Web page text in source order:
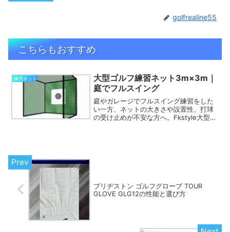
golfrealine55
こちらもおすすめ
練習ネット
大型ゴルフ練習ネット3m×3m｜
庭でフルスイング
庭やガレージでフルスイング練習をした
い一方、ネットの大きさや設置性、打球
の受け止めが不安な方へ。Fkstyle大型ゴ
ブリヂストン ゴルフグローブ TOUR
GLOVE GLG12の性能と選び方